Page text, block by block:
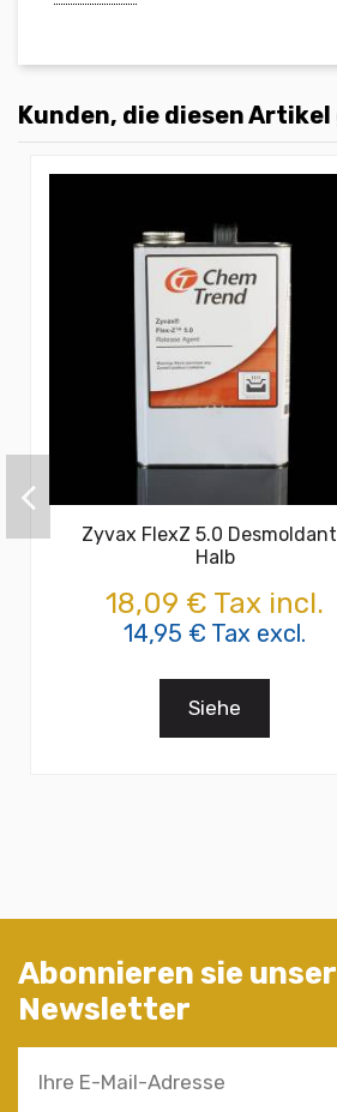
Kunden, die diesen
Zyvax FlexZ 5.0
Halb
18,09 € Tax incl.
14,95 € Tax excl.
Siehe
Abonnieren sie
Newsletter